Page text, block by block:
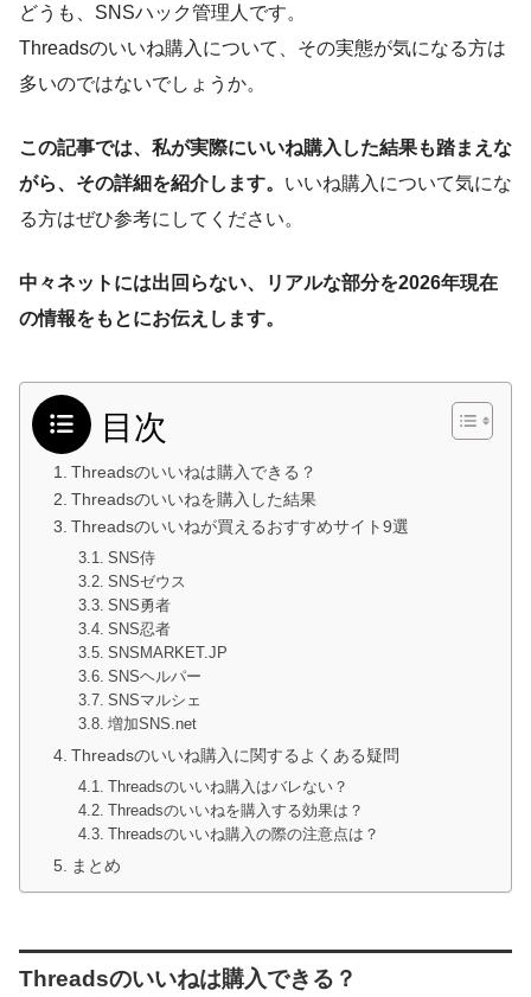
どうも、SNSハック管理人です。
Threadsのいいね購入について、その実態が気になる方は
多いのではないでしょうか。
この記事では、私が実際にいいね購入した結果も踏まえな
がら、その詳細を紹介します。 いいね購入について気にな
る方はぜひ参考にしてください。
中々ネットには出回らない、リアルな部分を2026年現在
の情報をもとにお伝えします。
目次
Threadsのいいねは購入できる？
Threadsのいいねを購入した結果
Threadsのいいねが買えるおすすめサイト9選
SNS侍
SNSゼウス
SNS勇者
SNS忍者
SNSMARKET.JP
SNSヘルパー
SNSマルシェ
増加SNS.net
Threadsのいいね購入に関するよくある疑問
Threadsのいいね購入はバレない？
Threadsのいいねを購入する効果は？
Threadsのいいね購入の際の注意点は？
まとめ
Threadsのいいねは購入できる？